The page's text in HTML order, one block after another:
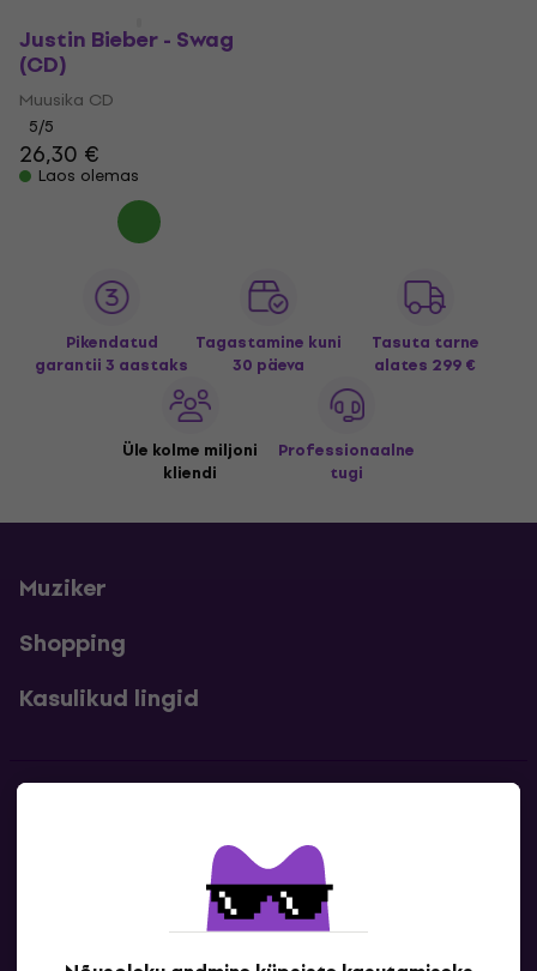
Justin Bieber - Swag
(CD)
Muusika CD
5/5
26,30 €
Laos olemas
Pikendatud
garantii 3 aastaks
Tagastamine kuni
30 päeva
Tasuta tarne
alates 299 €
Üle kolme miljoni
kliendi
Professionaalne
tugi
Muziker
Shopping
Kasulikud lingid
Kontaktandmed